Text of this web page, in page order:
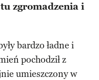
zgromadzenia i
bardzo ładne i
pochodził z
umieszczony w